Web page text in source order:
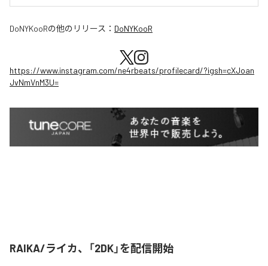
DoNYKooRの他のリリース： DoNYKooR
https://www.instagram.com/ne4rbeats/profilecard/?igsh=cXJoan
JvNmVnM3U=
RAIKA/ライカ、「2DK」を配信開始